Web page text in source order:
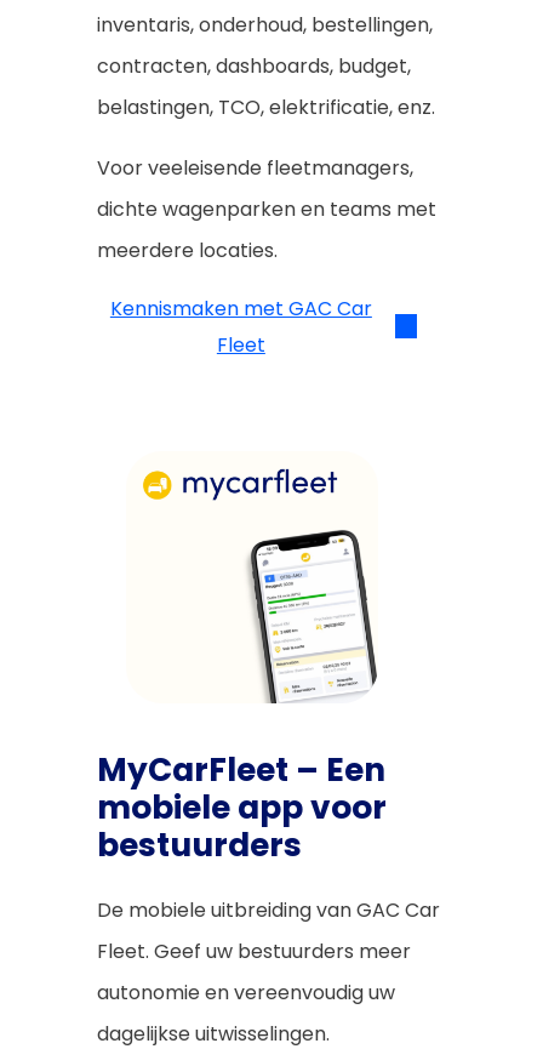
inventaris, onderhoud, bestellingen,
contracten, dashboards, budget,
belastingen, TCO, elektrificatie, enz.
Voor veeleisende fleetmanagers,
dichte wagenparken en teams met
meerdere locaties.
Kennismaken met GAC Car
Fleet
MyCarFleet – Een
mobiele app voor
bestuurders
De mobiele uitbreiding van GAC Car
Fleet. Geef uw bestuurders meer
autonomie en vereenvoudig uw
dagelijkse uitwisselingen.